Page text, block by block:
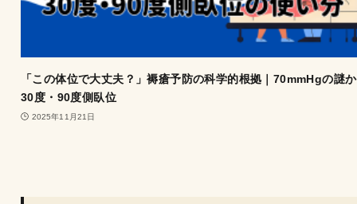
「この体位で大丈夫？」褥瘡予防の科学的根拠｜70mmHgの謎
30度・90度側臥位
2025年11月21日